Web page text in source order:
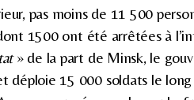
pas moins de 11 500
1500 ont été arrêtées à
» de la part de Minsk, le
déploie 15 000 soldats le